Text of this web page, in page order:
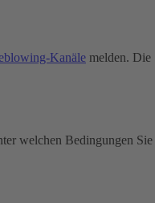
Kanäle melden. Die
welchen Bedingungen Sie